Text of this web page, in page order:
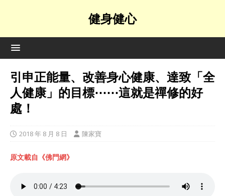
健身健心
引申正能量、改善身心健康、達致「全
人健康」的目標⋯⋯這就是禪修的好
處！
2018 年 8 月 8 日 陳家寶
原文載自《佛門網》